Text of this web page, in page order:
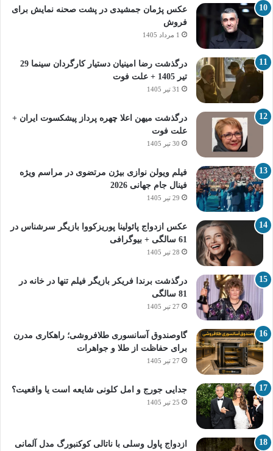
عکس پژمان جمشیدی در پشت صحنه نمایش برای
فروش
1 مرداد 1405
درگذشت رضا امینیان دستیار کارگردان سینما 29
تیر 1405 + علت فوت
31 تیر 1405
درگذشت میهن اعلا چهره پرداز پیشکسوت ایران +
علت فوت
30 تیر 1405
فیلم ویولن نوازی بیژن مرتضوی در مراسم ویژه
فینال جام جهانی 2026
29 تیر 1405
عکس ازدواج پائولینا پوریزکووا بازیگر سرشناس در
61 سالگی + بیوگرافی
28 تیر 1405
درگذشت برندا فریکر بازیگر فیلم تنها در خانه در
81 سالگی
27 تیر 1405
گاوصندوق آسانسوری طلافروشی؛ راهکاری مدرن
برای حفاظت از طلا و جواهرات
27 تیر 1405
جدایی جورج و امل کلونی شایعه است یا واقعیت؟
25 تیر 1405
ازدواج پاول وسلی با ناتالی کوکنبورگ مدل آلمانی